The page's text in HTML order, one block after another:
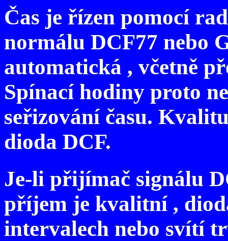
Čas je řízen pomocí
normálu DCF77 nebo
automatická , včetně
Spínací hodiny proto
seřizování času.
dioda DCF.
Je-li přijímač signálu
příjem je kvalitní ,
intervalech nebo svítí